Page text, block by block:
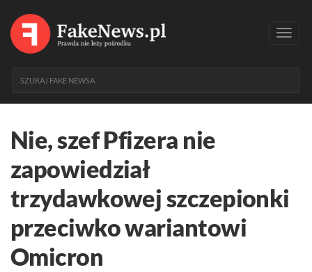
Nie, szef Pfizera nie
zapowiedział
trzydawkowej szczepionki
przeciwko wariantowi
Omicron